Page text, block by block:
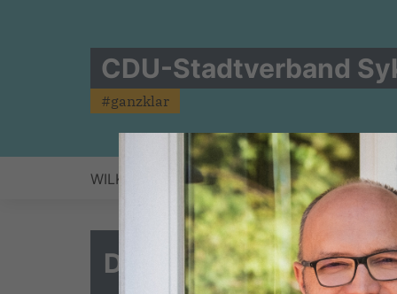
CDU-Stadtverband
#ganzklar
WILKEN HARTJE KOMMUNALWAHL 2026
Das sind unsere und